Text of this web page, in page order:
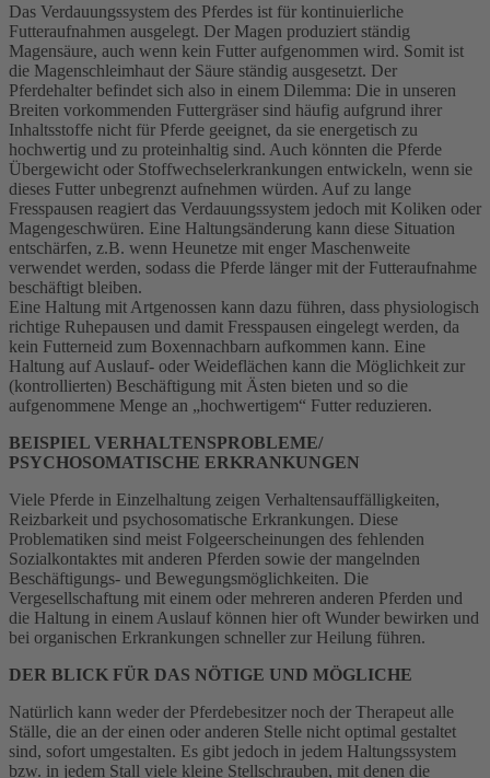
Das Verdauungssystem des Pferdes ist für kontinuierliche
Futteraufnahmen ausgelegt. Der Magen produziert ständig
Magensäure, auch wenn kein Futter aufgenommen wird. Somit ist
die Magenschleimhaut der Säure ständig ausgesetzt. Der
Pferdehalter befindet sich also in einem Dilemma: Die in unseren
Breiten vorkommenden Futtergräser sind häufig aufgrund ihrer
Inhaltsstoffe nicht für Pferde geeignet, da sie energetisch zu
hochwertig und zu proteinhaltig sind. Auch könnten die Pferde
Übergewicht oder Stoffwechselerkrankungen entwickeln, wenn sie
dieses Futter unbegrenzt aufnehmen würden. Auf zu lange
Fresspausen reagiert das Verdauungssystem jedoch mit Koliken oder
Magengeschwüren. Eine Haltungsänderung kann diese Situation
entschärfen, z.B. wenn Heunetze mit enger Maschenweite
verwendet werden, sodass die Pferde länger mit der Futteraufnahme
beschäftigt bleiben.
Eine Haltung mit Artgenossen kann dazu führen, dass physiologisch
richtige Ruhepausen und damit Fresspausen eingelegt werden, da
kein Futterneid zum Boxennachbarn aufkommen kann. Eine
Haltung auf Auslauf- oder Weideflächen kann die Möglichkeit zur
(kontrollierten) Beschäftigung mit Ästen bieten und so die
aufgenommene Menge an „hochwertigem“ Futter reduzieren.
BEISPIEL VERHALTENSPROBLEME/
PSYCHOSOMATISCHE ERKRANKUNGEN
Viele Pferde in Einzelhaltung zeigen Verhaltensauffälligkeiten,
Reizbarkeit und psychosomatische Erkrankungen. Diese
Problematiken sind meist Folgeerscheinungen des fehlenden
Sozialkontaktes mit anderen Pferden sowie der mangelnden
Beschäftigungs- und Bewegungsmöglichkeiten. Die
Vergesellschaftung mit einem oder mehreren anderen Pferden und
die Haltung in einem Auslauf können hier oft Wunder bewirken und
bei organischen Erkrankungen schneller zur Heilung führen.
DER BLICK FÜR DAS NÖTIGE UND MÖGLICHE
Natürlich kann weder der Pferdebesitzer noch der Therapeut alle
Ställe, die an der einen oder anderen Stelle nicht optimal gestaltet
sind, sofort umgestalten. Es gibt jedoch in jedem Haltungssystem
bzw. in jedem Stall viele kleine Stellschrauben, mit denen die